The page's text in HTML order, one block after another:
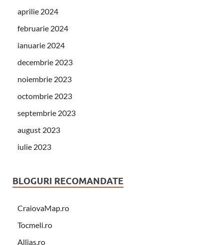
aprilie 2024
februarie 2024
ianuarie 2024
decembrie 2023
noiembrie 2023
octombrie 2023
septembrie 2023
august 2023
iulie 2023
BLOGURI RECOMANDATE
CraiovaMap.ro
Tocmeli.ro
Allias.ro